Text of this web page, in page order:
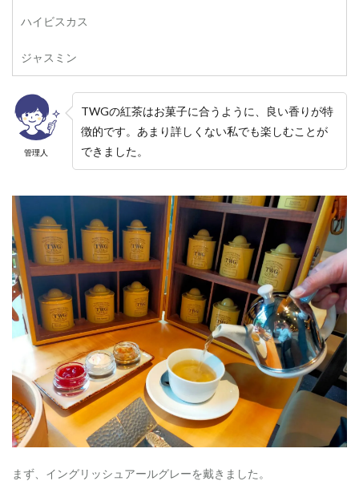
ハイビスカス
ジャスミン
管理人
TWGの紅茶はお菓子に合うように、良い香りが特
徴的です。あまり詳しくない私でも楽しむことが
できました。
まず、イングリッシュアールグレーを戴きました。